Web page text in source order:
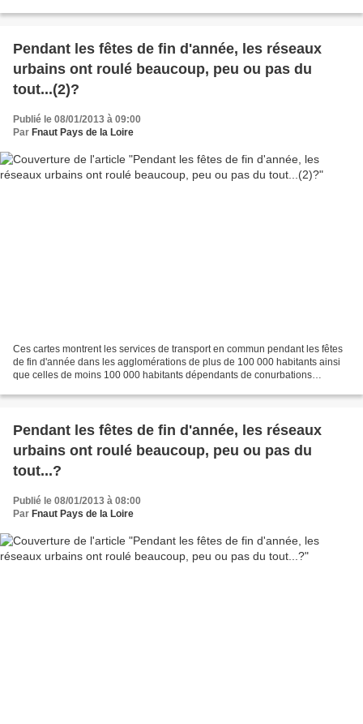
Pendant les fêtes de fin d'année, les réseaux
urbains ont roulé beaucoup, peu ou pas du
tout...(2)?
Publié le 08/01/2013 à 09:00
Par Fnaut Pays de la Loire
Ces cartes montrent les services de transport en commun pendant les fêtes
de fin d'année dans les agglomérations de plus de 100 000 habitants ainsi
que celles de moins 100 000 habitants dépendants de conurbations
Pendant les fêtes de fin d'année, les réseaux
urbains ont roulé beaucoup, peu ou pas du
tout...?
Publié le 08/01/2013 à 08:00
Par Fnaut Pays de la Loire